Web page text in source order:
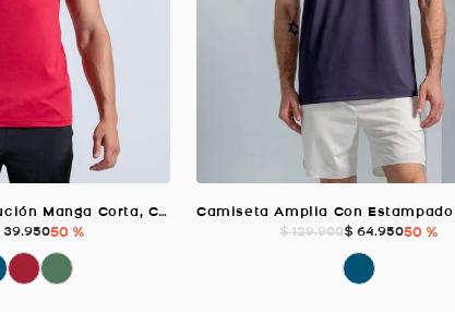
Camiseta Slim Evolución Manga Corta, Color Rojo Para Hombre
39.95050 %
$ 129.900$ 64.95050 %